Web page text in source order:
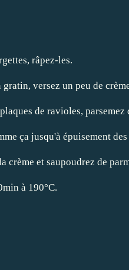
râpez-les.
gratin, versez un peu de
de ravioles, parsemez
ça jusqu'à épuisement
crème et saupoudrez de
à 190°C.